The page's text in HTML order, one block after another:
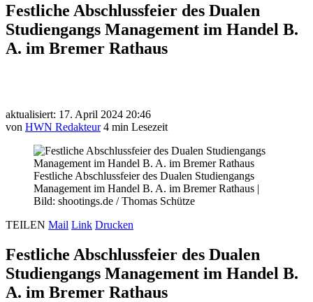
Festliche Abschlussfeier des Dualen
Studiengangs Management im Handel B.
A. im Bremer Rathaus
aktualisiert: 17. April 2024 20:46
von HWN Redakteur 4 min Lesezeit
Festliche Abschlussfeier des Dualen Studiengangs
Management im Handel B. A. im Bremer Rathaus |
Bild: shootings.de / Thomas Schütze
TEILEN Mail Link Drucken
Festliche Abschlussfeier des Dualen
Studiengangs Management im Handel B.
A. im Bremer Rathaus